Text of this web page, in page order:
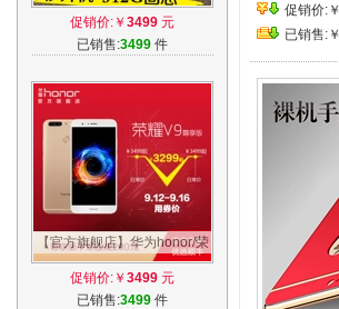
七代i5 固态游戏 15.6笔记本独
显电脑
促销价:￥ 3499 元
已销售:3499 件
【官方旗舰店】华为honor/荣
耀 荣耀V9全网通尊享版手机
官方正品9
促销价:￥ 3499 元
已销售:3499 件
促销价:￥
已销售:￥